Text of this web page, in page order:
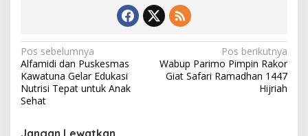
N
a
v
i
g
Pos sebelumnya
Alfamidi dan Puskesmas
Kawatuna Gelar Edukasi
Nutrisi Tepat untuk Anak
Sehat
Pos berikutnya
Wabup Parimo Pimpin Rakor
Giat Safari Ramadhan 1447
Hijriah
Jangan Lewatkan